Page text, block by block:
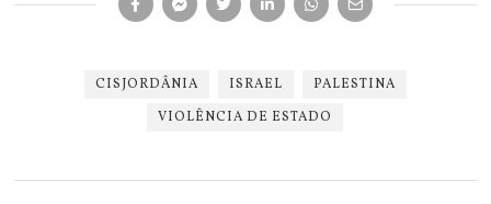
CISJORDÂNIA ISRAEL
PALESTINA
VIOLÊNCIA DE ESTADO